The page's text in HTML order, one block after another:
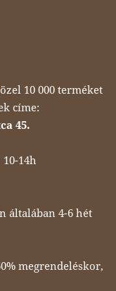
10 000 terméket
címe:
45.
14h
általában 4-6 hét
megrendeléskor,